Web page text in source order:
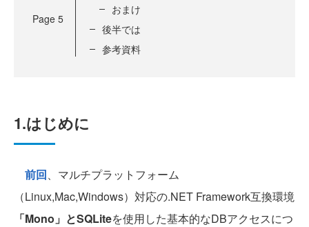
Page 5
おまけ
後半では
参考資料
1.はじめに
前回、マルチプラットフォーム
（Linux,Mac,Windows）対応の.NET Framework互換環境
「Mono」とSQLiteを使用した基本的なDBアクセスにつ